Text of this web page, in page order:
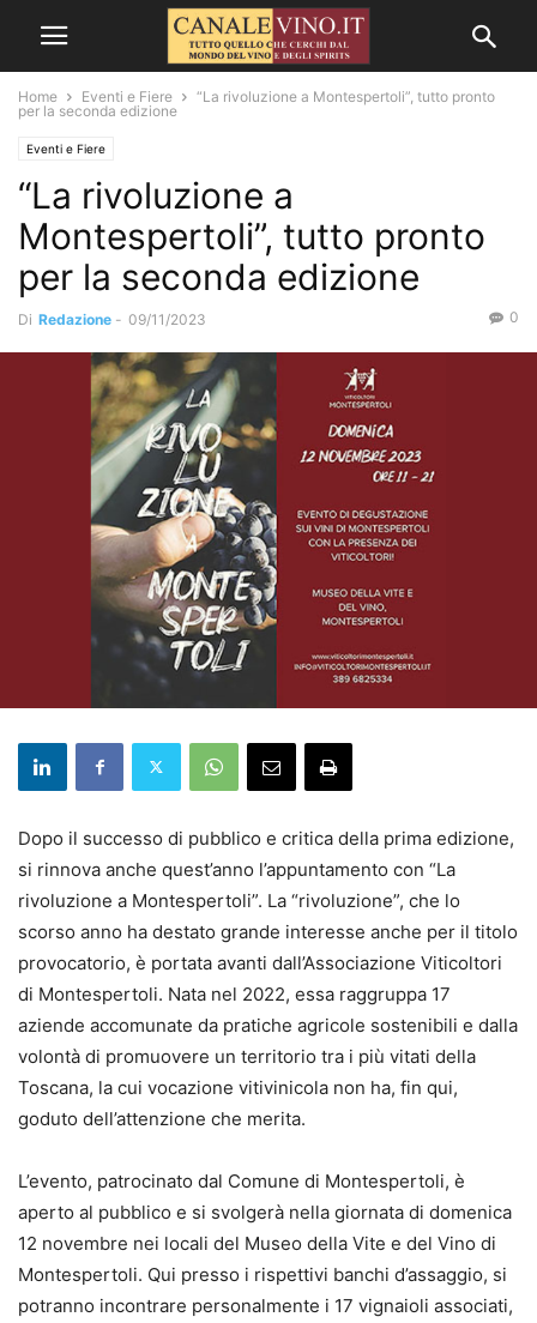
Home Eventi e Fiere
“La rivoluzione a Montespertoli”, tutto pronto
per la seconda edizione
Eventi e Fiere
“La rivoluzione a
Montespertoli”, tutto pronto
per la seconda edizione
Di Redazione - 09/11/2023 0
Dopo il successo di pubblico e critica della prima edizione,
si rinnova anche quest’anno l’appuntamento con “La
rivoluzione a Montespertoli”. La “rivoluzione”, che lo
scorso anno ha destato grande interesse anche per il titolo
provocatorio, è portata avanti dall’Associazione Viticoltori
di Montespertoli. Nata nel 2022, essa raggruppa 17
aziende accomunate da pratiche agricole sostenibili e dalla
volontà di promuovere un territorio tra i più vitati della
Toscana, la cui vocazione vitivinicola non ha, fin qui,
goduto dell’attenzione che merita.
L’evento, patrocinato dal Comune di Montespertoli, è
aperto al pubblico e si svolgerà nella giornata di domenica
12 novembre nei locali del Museo della Vite e del Vino di
Montespertoli. Qui presso i rispettivi banchi d’assaggio, si
potranno incontrare personalmente i 17 vignaioli associati,